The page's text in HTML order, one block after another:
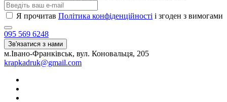
Я прочитав Політика конфіденційності і згоден з вимогами
095 569 6248
Зв'язатися з нами
м.Івано-Франківськ, вул. Коновальця, 205
krapkadruk@gmail.com